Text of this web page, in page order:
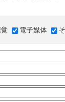
電子媒体